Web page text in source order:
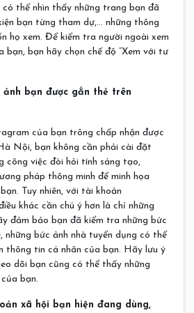
thể nhìn thấy những trang bạn đã
bạn từng tham dự,… những thông
họ xem. Để kiểm tra người ngoài xem
bạn hãy chọn chế độ “Xem với tư
ảnh bạn được gắn thẻ trên
của bạn trông chấp nhận được
Nội, bạn không cần phải cài đặt
công việc đòi hỏi tính sáng tạo,
pháp thông minh để minh họa
Tuy nhiên, với tài khoản
khác cần chú ý hơn là chỉ những
đảm bảo bạn đã kiểm tra những bức
những bức ảnh nhà tuyển dụng có thể
thông tin cá nhân của bạn. Hãy lưu ý
dõi bạn cũng có thể thấy những
bạn.
xã hội bạn hiện đang dùng,